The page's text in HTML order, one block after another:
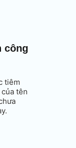
công
tiêm
tên